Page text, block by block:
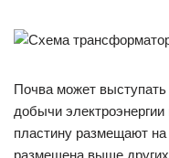
Почва может
добычи
пластину размещают